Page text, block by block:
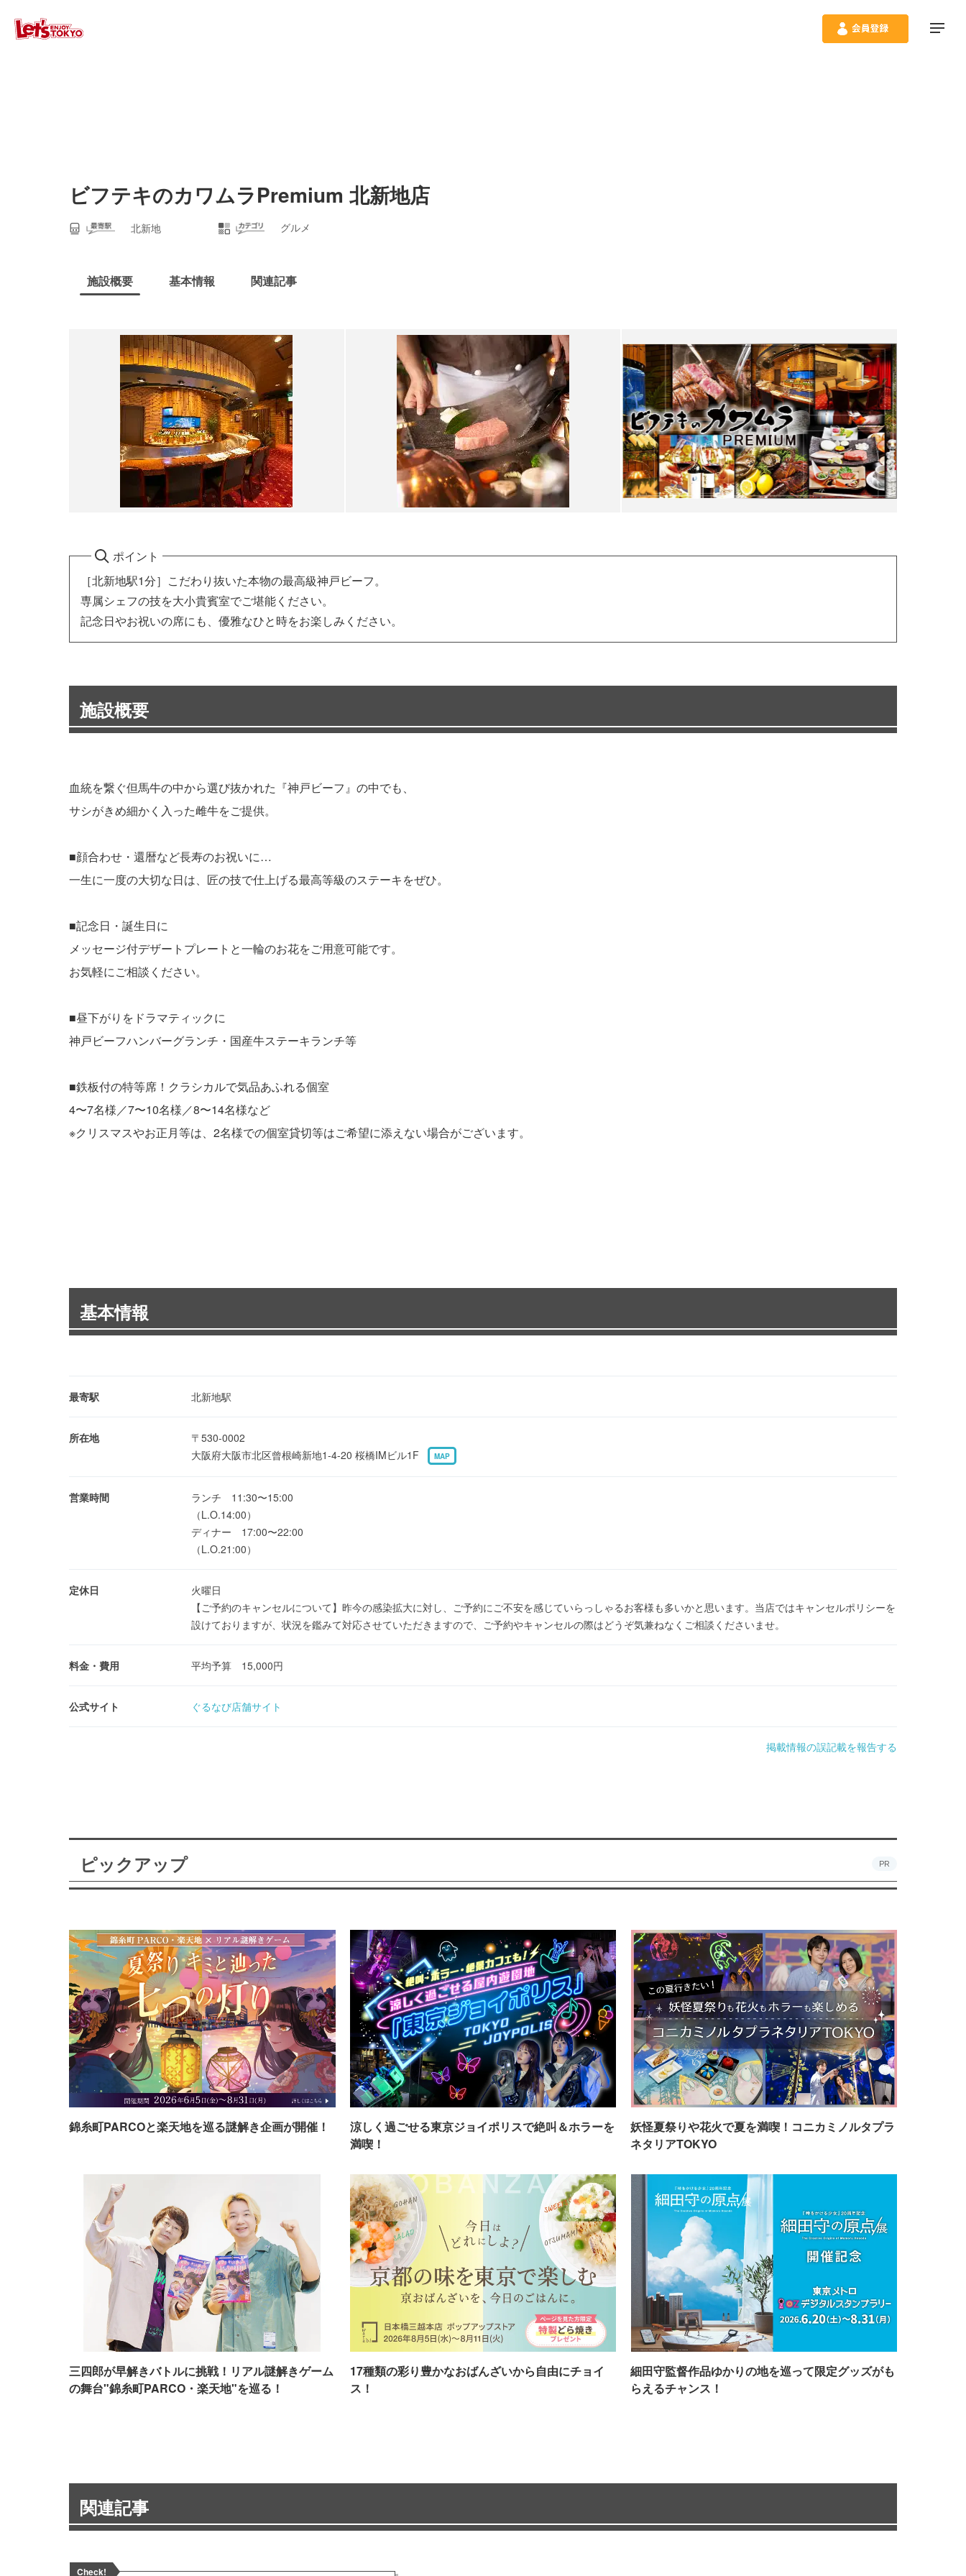
ビフテキのカワムラPremium 北新地店
北新地 グルメ
施設概要 基本情報 関連記事
ポイント
［北新地駅1分］こだわり抜いた本物の最高級神戸ビーフ。
専属シェフの技を大小貴賓室でご堪能ください。
記念日やお祝いの席にも、優雅なひと時をお楽しみください。
施設概要
血統を繋ぐ但馬牛の中から選び抜かれた『神戸ビーフ』の中でも、
サシがきめ細かく入った雌牛をご提供。
■顔合わせ・還暦など長寿のお祝いに…
一生に一度の大切な日は、匠の技で仕上げる最高等級のステーキをぜひ。
■記念日・誕生日に
メッセージ付デザートプレートと一輪のお花をご用意可能です。
お気軽にご相談ください。
■昼下がりをドラマティックに
神戸ビーフハンバーグランチ・国産牛ステーキランチ等
■鉄板付の特等席！クラシカルで気品あふれる個室
4〜7名様／7〜10名様／8〜14名様など
※クリスマスやお正月等は、2名様での個室貸切等はご希望に添えない場合がございます。
基本情報
最寄駅 北新地駅
所在地
〒530-0002
大阪府大阪市北区曾根崎新地1-4-20 桜橋IMビル1F
MAP
営業時間
ランチ 11:30〜15:00
（L.O.14:00）
ディナー 17:00〜22:00
（L.O.21:00）
定休日
火曜日
【ご予約のキャンセルについて】昨今の感染拡大に対し、ご予約にご不安を感じていらっしゃるお客様も多いかと思います。当店ではキャンセルポリシーを
設けておりますが、状況を鑑みて対応させていただきますので、ご予約やキャンセルの際はどうぞ気兼ねなくご相談くださいませ。
料金・費用 平均予算 15,000円
公式サイト ぐるなび店舗サイト
掲載情報の誤記載を報告する
ピックアップ PR
錦糸町PARCOと楽天地を巡る謎解き企画が開催！
涼しく過ごせる東京ジョイポリスで絶叫＆ホラーを
満喫！
妖怪夏祭りや花火で夏を満喫！コニカミノルタプラ
ネタリアTOKYO
三四郎が早解きバトルに挑戦！リアル謎解きゲーム
の舞台"錦糸町PARCO・楽天地"を巡る！
17種類の彩り豊かなおばんざいから自由にチョイ
ス！
細田守監督作品ゆかりの地を巡って限定グッズがも
らえるチャンス！
関連記事
Check!